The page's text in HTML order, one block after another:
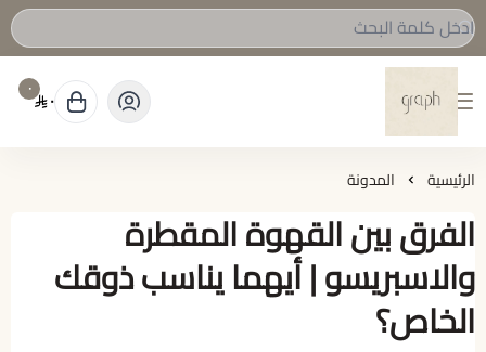
graph Roastery
٠ ٠
الرئيسية المدونة
الفرق بين القهوة المقطرة
والاسبريسو | أيهما يناسب ذوقك
الخاص؟